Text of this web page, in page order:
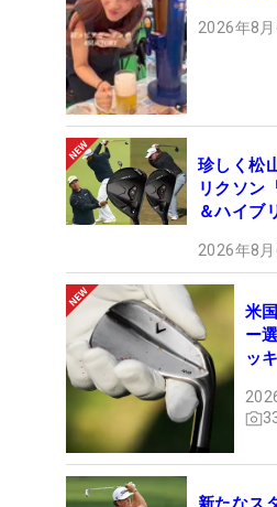
2026年8
珍しく松
リクソン
＆ハイブ
2026年8
米
ー
ッ